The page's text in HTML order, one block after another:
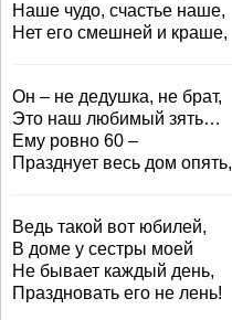
Наше чудо, счастье наше,
Нет его смешней и краше,
Он – не дедушка, не брат,
Это наш любимый зять…
Ему ровно 60 –
Празднует весь дом опять,
Ведь такой вот юбилей,
В доме у сестры моей
Не бывает каждый день,
Праздновать его не лень!